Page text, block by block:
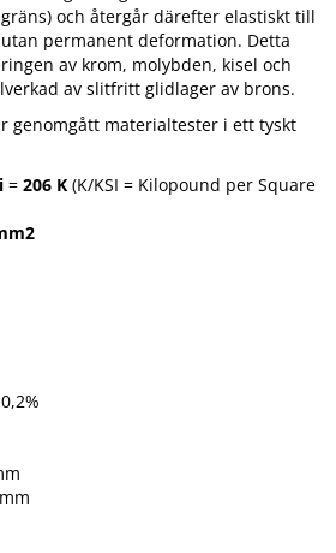
och återgår därefter elastiskt till
permanent deformation. Detta
av krom, molybden, kisel och
av slitfritt glidlager av brons.
genomgått materialtester i ett tyskt
= 206 K (K/KSI = Kilopound per Square